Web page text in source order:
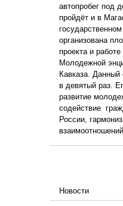
автопробег под
пройдёт и в
организована
проекта и
Молодежной
Кавказа. Данный
в девятый раз.
развитие
содействие
России,
Новости